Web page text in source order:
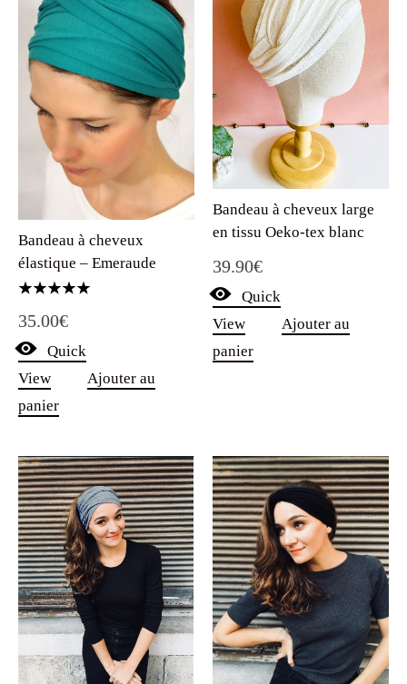
Bandeau à cheveux
élastique – Emeraude
5.00
sur 5
35.00€
Quick
View
Ajouter au
panier
Bandeau à cheveux large
en tissu Oeko-tex blanc
39.90€
Quick
View
Ajouter au
panier